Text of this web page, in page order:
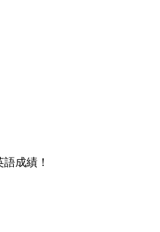
成績！